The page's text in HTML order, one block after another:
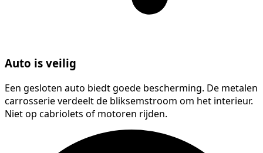
Auto is veilig
Een gesloten auto biedt goede bescherming. De metalen
carrosserie verdeelt de bliksemstroom om het interieur.
Niet op cabriolets of motoren rijden.